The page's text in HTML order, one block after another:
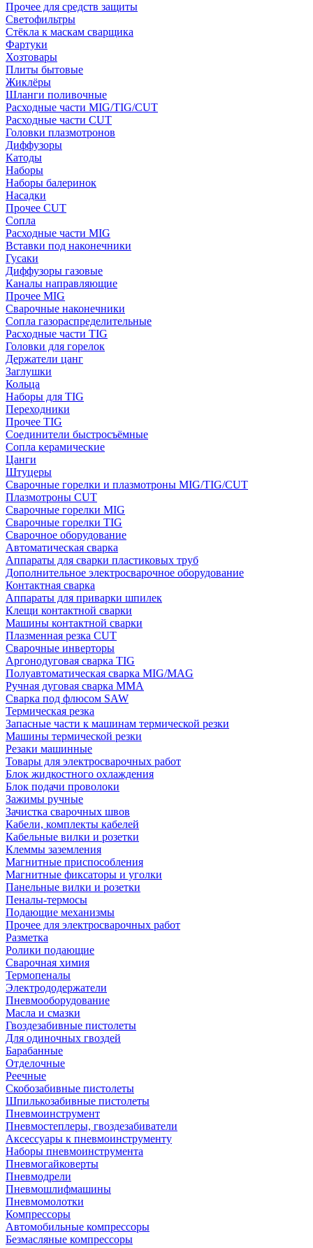
Прочее для средств защиты
Светофильтры
Стёкла к маскам сварщика
Фартуки
Хозтовары
Плиты бытовые
Жиклёры
Шланги поливочные
Расходные части MIG/TIG/CUT
Расходные части CUT
Головки плазмотронов
Диффузоры
Катоды
Наборы
Наборы балеринок
Насадки
Прочее CUT
Сопла
Расходные части MIG
Вставки под наконечники
Гусаки
Диффузоры газовые
Каналы направляющие
Прочее MIG
Сварочные наконечники
Сопла газораспределительные
Расходные части TIG
Головки для горелок
Держатели цанг
Заглушки
Кольца
Наборы для TIG
Переходники
Прочее TIG
Соединители быстросъёмные
Сопла керамические
Цанги
Штуцеры
Сварочные горелки и плазмотроны MIG/TIG/CUT
Плазмотроны CUT
Сварочные горелки MIG
Сварочные горелки TIG
Сварочное оборудование
Автоматическая сварка
Аппараты для сварки пластиковых труб
Дополнительное электросварочное оборудование
Контактная сварка
Аппараты для приварки шпилек
Клещи контактной сварки
Машины контактной сварки
Плазменная резка CUT
Сварочные инверторы
Аргонодуговая сварка TIG
Полуавтоматическая сварка MIG/MAG
Ручная дуговая сварка MMA
Сварка под флюсом SAW
Термическая резка
Запасные части к машинам термической резки
Машины термической резки
Резаки машинные
Товары для электросварочных работ
Блок жидкостного охлаждения
Блок подачи проволоки
Зажимы ручные
Зачистка сварочных швов
Кабели, комплекты кабелей
Кабельные вилки и розетки
Клеммы заземления
Магнитные приспособления
Магнитные фиксаторы и уголки
Панельные вилки и розетки
Пеналы-термосы
Подающие механизмы
Прочее для электросварочных работ
Разметка
Ролики подающие
Сварочная химия
Термопеналы
Электрододержатели
Пневмооборудование
Масла и смазки
Гвоздезабивные пистолеты
Для одиночных гвоздей
Барабанные
Отделочные
Реечные
Скобозабивные пистолеты
Шпилькозабивные пистолеты
Пневмоинструмент
Пневмостеплеры, гвоздезабиватели
Аксессуары к пневмоинструменту
Наборы пневмоинструмента
Пневмогайковерты
Пневмодрели
Пневмошлифмашины
Пневмомолотки
Компрессоры
Автомобильные компрессоры
Безмасляные компрессоры